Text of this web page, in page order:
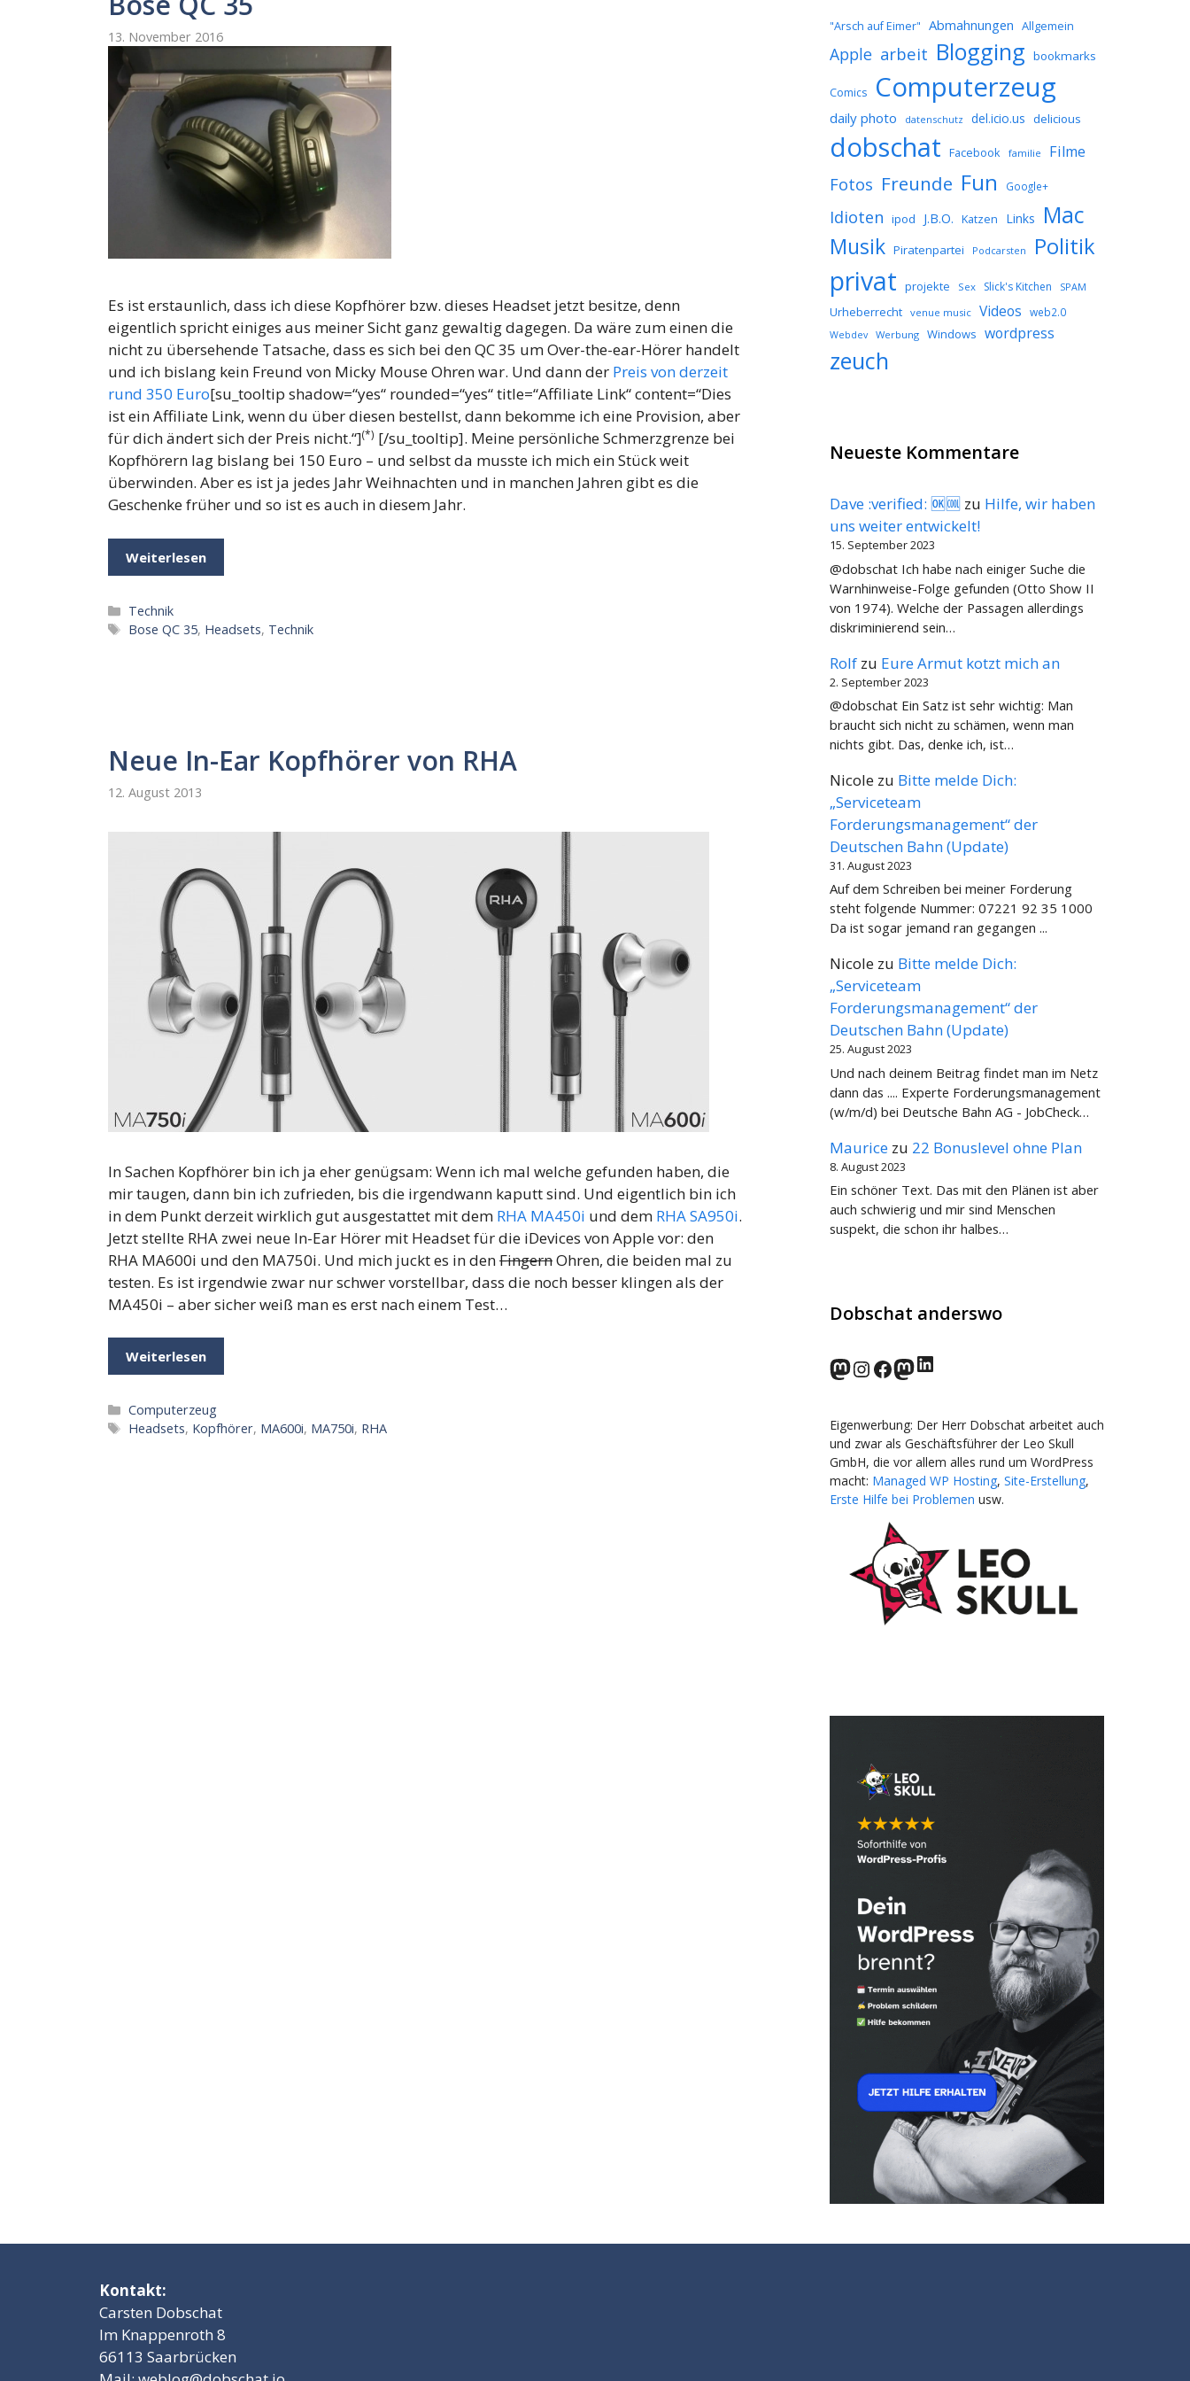
13. November 2016
Es ist erstaunlich, dass ich diese Kopfhörer bzw. dieses Headset jetzt besitze, denn
eigentlich spricht einiges aus meiner Sicht ganz gewaltig dagegen. Da wäre zum einen die
nicht zu übersehende Tatsache, dass es sich bei den QC 35 um Over-the-ear-Hörer handelt
und ich bislang kein Freund von Micky Mouse Ohren war. Und dann der Preis von derzeit
rund 350 Euro[su_tooltip shadow=“yes“ rounded=“yes“ title=“Affiliate Link“ content=“Dies
ist ein Affiliate Link, wenn du über diesen bestellst, dann bekomme ich eine Provision, aber
für dich ändert sich der Preis nicht.“](*) [/su_tooltip]. Meine persönliche Schmerzgrenze bei
Kopfhörern lag bislang bei 150 Euro – und selbst da musste ich mich ein Stück weit
überwinden. Aber es ist ja jedes Jahr Weihnachten und in manchen Jahren gibt es die
Geschenke früher und so ist es auch in diesem Jahr.
Weiterlesen
Kategorien
Technik
Schlagwörter
Bose QC 35, Headsets, Technik
Neue In-Ear Kopfhörer von RHA
12. August 2013
In Sachen Kopfhörer bin ich ja eher genügsam: Wenn ich mal welche gefunden haben, die
mir taugen, dann bin ich zufrieden, bis die irgendwann kaputt sind. Und eigentlich bin ich
in dem Punkt derzeit wirklich gut ausgestattet mit dem RHA MA450i und dem RHA SA950i.
Jetzt stellte RHA zwei neue In-Ear Hörer mit Headset für die iDevices von Apple vor: den
RHA MA600i und den MA750i. Und mich juckt es in denFingernOhren, die beiden mal zu
testen. Es ist irgendwie zwar nur schwer vorstellbar, dass die noch besser klingen als der
MA450i – aber sicher weiß man es erst nach einem Test…
Weiterlesen
Kategorien
Computerzeug
Schlagwörter
Headsets, Kopfhörer, MA600i, MA750i, RHA
"Arsch auf Eimer" Abmahnungen Allgemein
Apple arbeit Blogging bookmarks
Comics Computerzeug
daily photo datenschutz del.icio.us delicious
dobschat Facebook familie Filme
Fotos Freunde Fun Google+
Idioten ipod J.B.O. Katzen Links Mac
Musik Piratenpartei Podcarsten Politik
privat projekte Sex Slick's Kitchen SPAM
Urheberrecht venue music Videos web2.0
Webdev Werbung Windows wordpress
zeuch
Neueste Kommentare
Dave :verified: 🆗🆒 zu Hilfe, wir haben
uns weiter entwickelt!
15. September 2023
@dobschat Ich habe nach einiger Suche die
Warnhinweise-Folge gefunden (Otto Show II
von 1974). Welche der Passagen allerdings
diskriminierend sein…
Rolf zu Eure Armut kotzt mich an
2. September 2023
@dobschat Ein Satz ist sehr wichtig: Man
braucht sich nicht zu schämen, wenn man
nichts gibt. Das, denke ich, ist…
Nicole zu Bitte melde Dich:
„Serviceteam
Forderungsmanagement“ der
Deutschen Bahn (Update)
31. August 2023
Auf dem Schreiben bei meiner Forderung
steht folgende Nummer: 07221 92 35 1000
Da ist sogar jemand ran gegangen ...
Nicole zu Bitte melde Dich:
„Serviceteam
Forderungsmanagement“ der
Deutschen Bahn (Update)
25. August 2023
Und nach deinem Beitrag findet man im Netz
dann das .... Experte Forderungsmanagement
(w/m/d) bei Deutsche Bahn AG - JobCheck…
Maurice zu 22 Bonuslevel ohne Plan
8. August 2023
Ein schöner Text. Das mit den Plänen ist aber
auch schwierig und mir sind Menschen
suspekt, die schon ihr halbes…
Dobschat anderswo
norden.social
Instagram
Facebook
wp-punks.social
LinkedIn
Eigenwerbung: Der Herr Dobschat arbeitet auch
und zwar als Geschäftsführer der Leo Skull
GmbH, die vor allem alles rund um WordPress
macht: Managed WP Hosting, Site-Erstellung,
Erste Hilfe bei Problemen usw.
Kontakt:
Carsten Dobschat
Im Knappenroth 8
66113 Saarbrücken